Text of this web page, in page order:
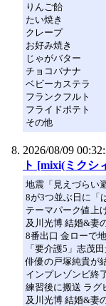
りんご飴
たい焼き
クレープ
お好み焼き
じゃがバター
チョコバナナ
ベビーカステラ
フランクフルト
フライドポテト
その他
2026/08/09
ト [mixi(ミクシ
地震「見えづらい
8が3つ並ぶ日に「
テーマパーク値上
及川光博 結婚&妻
8番出口 金ローで
「要介護5」志茂
俳優の戸塚純貴が
インプレゾンビ終
練習後に搬送 ラグ
及川光博 結婚&妻